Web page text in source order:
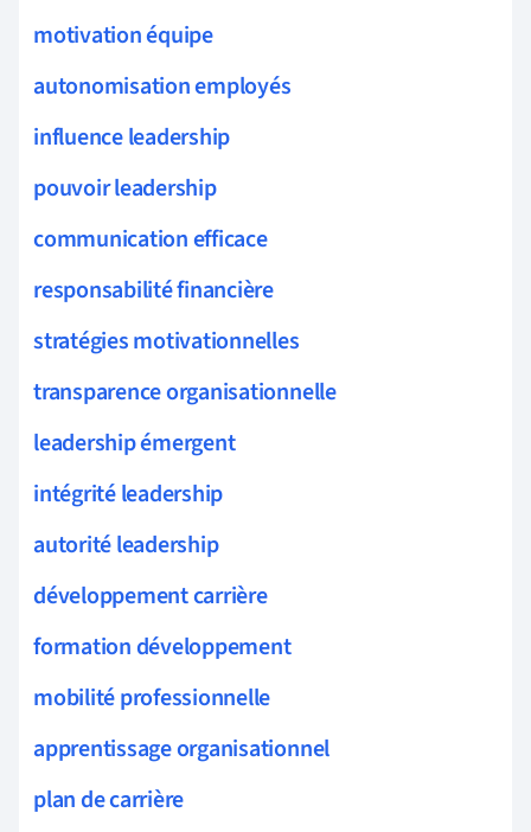
motivation équipe
autonomisation employés
influence leadership
pouvoir leadership
communication efficace
responsabilité financière
stratégies motivationnelles
transparence organisationnelle
leadership émergent
intégrité leadership
autorité leadership
développement carrière
formation développement
mobilité professionnelle
apprentissage organisationnel
plan de carrière